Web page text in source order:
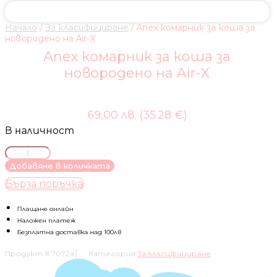
Начало / За класифициране / Anex комарник за коша за
новородено на Air-X
Anex комарник за коша за
новородено на Air-X
69,00 лв. (35.28 €)
В наличност
количество
за
Anex
комарник
коша
за
новородено
Air-
Добавяне в количката
Бърза поръчка
Плащане онлайн
Наложен платеж
Безплатна доставка над 100лв
Продукт # 7072a Категория За класифициране